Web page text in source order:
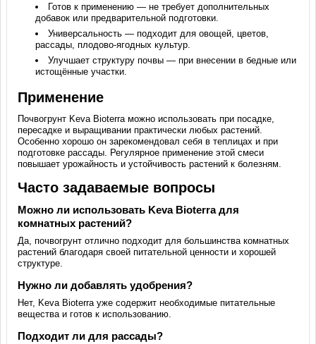
Готов к применению — не требует дополнительных
добавок или предварительной подготовки.
Универсальность — подходит для овощей, цветов,
рассады, плодово-ягодных культур.
Улучшает структуру почвы — при внесении в бедные или
истощённые участки.
Применение
Почвогрунт Keva Bioterra можно использовать при посадке,
пересадке и выращивании практически любых растений.
Особенно хорошо он зарекомендовал себя в теплицах и при
подготовке рассады. Регулярное применение этой смеси
повышает урожайность и устойчивость растений к болезням.
Часто задаваемые вопросы
Можно ли использовать Keva Bioterra для
комнатных растений?
Да, почвогрунт отлично подходит для большинства комнатных
растений благодаря своей питательной ценности и хорошей
структуре.
Нужно ли добавлять удобрения?
Нет, Keva Bioterra уже содержит необходимые питательные
вещества и готов к использованию.
Подходит ли для рассады?